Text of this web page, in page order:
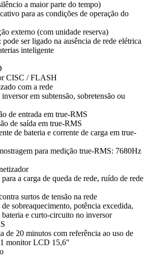
a maior parte do tempo)
para as condições de operação do
externo (com unidade reserva)
ser ligado na ausência de rede elétrica
inteligente
CISC / FLASH
com a rede
em subtensão, sobretensão ou
de entrada em true-RMS
de saída em true-RMS
de bateria e corrente de carga em true-
para medição true-RMS: 7680Hz
a carga de queda de rede, ruído de rede
surtos de tensão na rede
sobreaquecimento, potência excedida,
bateria e curto-circuito no inversor
de 20 minutos com referência ao uso de
monitor LCD 15,6″